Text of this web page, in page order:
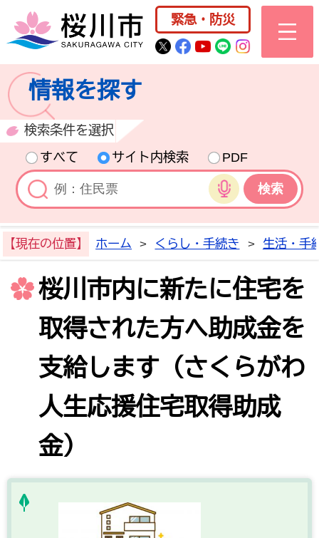
桜川市公式ホー
緊急・防災
桜川市公式Twitter
桜川市公式
桜川市公式
桜川市公式
情報を探す
検索条件を選択
すべて
サイト内検索
PDF
音声検索
【現在の位置】 ホーム > くらし・手続き > 生活・手
桜川市内に新たに住宅を
取得された方へ助成金を
支給します（さくらがわ
人生応援住宅取得助成
金）